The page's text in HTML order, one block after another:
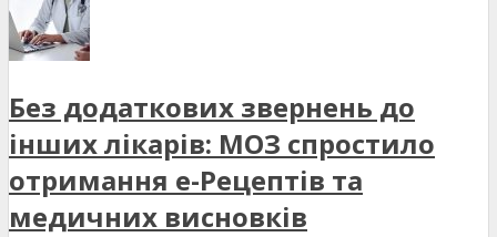
Без додаткових звернень до
інших лікарів: МОЗ спростило
отримання е-Рецептів та
медичних висновків